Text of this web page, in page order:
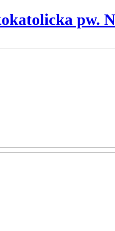
pw.